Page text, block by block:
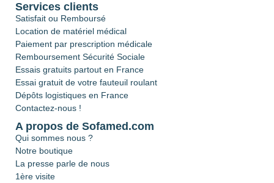
Services clients
Satisfait ou Remboursé
Location de matériel médical
Paiement par prescription médicale
Remboursement Sécurité Sociale
Essais gratuits partout en France
Essai gratuit de votre fauteuil roulant
Dépôts logistiques en France
Contactez-nous !
A propos de Sofamed.com
Qui sommes nous ?
Notre boutique
La presse parle de nous
1ère visite